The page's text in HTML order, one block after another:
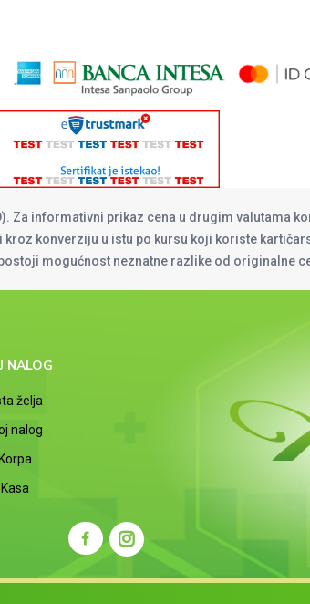
Za informativni prikaz cena u drugim valutama
konverziju u istu po kursu koji koriste
mogućnost neznatne razlike od originalne
NALOG
želja
nalog
Korpa
Kasa